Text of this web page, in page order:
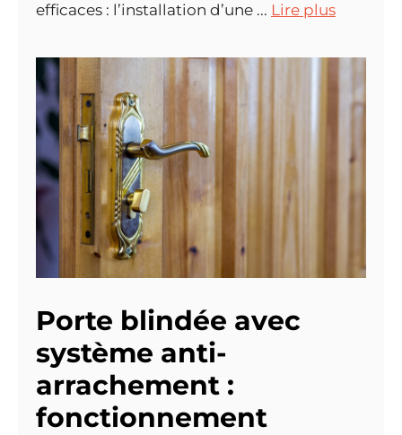
efficaces : l’installation d’une ... Lire plus
Porte blindée avec
système anti-
arrachement :
fonctionnement